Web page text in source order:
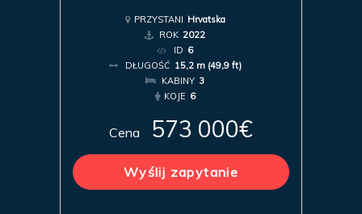
PRZYSTANI Hrvatska
ROK 2022
ID 6
DŁUGOŚĆ 15,2 m (49,9 ft)
KABINY 3
KOJE 6
Cena 573 000€
Wyślij zapytanie